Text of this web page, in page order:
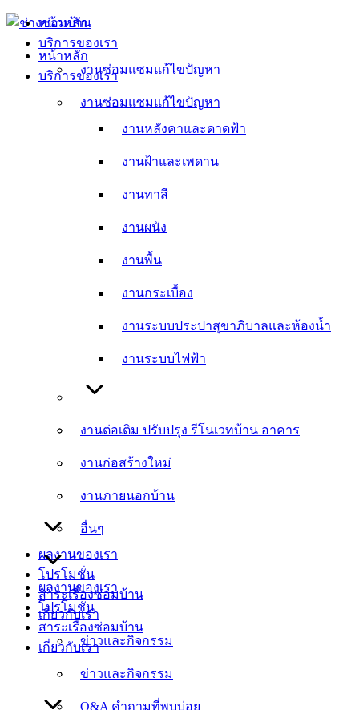
Skip
content
หน้าหลัก
บริการของเรา
งานซ่อมแซมแก้ไขปัญหา
งานหลังคาและดาดฟ้า
งานฝ้าและเพดาน
งานทาสี
งานผนัง
งานพื้น
งานกระเบื้อง
งานระบบประปาสุขาภิบาลและห้องน้ำ
งานระบบไฟฟ้า
งานต่อเติม ปรับปรุง รีโนเวทบ้าน อาคาร
งานก่อสร้างใหม่
งานภายนอกบ้าน
อื่นๆ
ผลงานของเรา
โปรโมชั่น
สาระเรื่องซ่อมบ้าน
เกี่ยวกับเรา
ข่าวและกิจกรรม
Q&A คำถามที่พบบ่อย
หน้าหลัก
บริการของเรา
งานซ่อมแซมแก้ไขปัญหา
งานหลังคาและดาดฟ้า
งานฝ้าและเพดาน
งานทาสี
งานผนัง
งานพื้น
งานกระเบื้อง
งานระบบประปาสุขาภิบาลและห้องน้ำ
งานระบบไฟฟ้า
งานต่อเติม ปรับปรุง รีโนเวทบ้าน อาคาร
งานก่อสร้างใหม่
งานภายนอกบ้าน
อื่นๆ
ผลงานของเรา
โปรโมชั่น
สาระเรื่องซ่อมบ้าน
เกี่ยวกับเรา
ข่าวและกิจกรรม
Q&A คำถามที่พบบ่อย